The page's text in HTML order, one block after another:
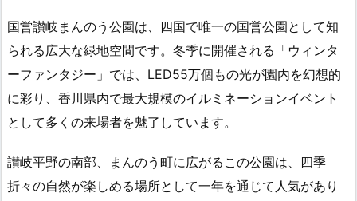
国営讃岐まんのう公園は、四国で唯一の国営公園として知
られる広大な緑地空間です。冬季に開催される「ウィンタ
ーファンタジー」では、LED55万個もの光が園内を幻想的
に彩り、香川県内で最大規模のイルミネーションイベント
として多くの来場者を魅了しています。
讃岐平野の南部、まんのう町に広がるこの公園は、四季
折々の自然が楽しめる場所として一年を通じて人気があり